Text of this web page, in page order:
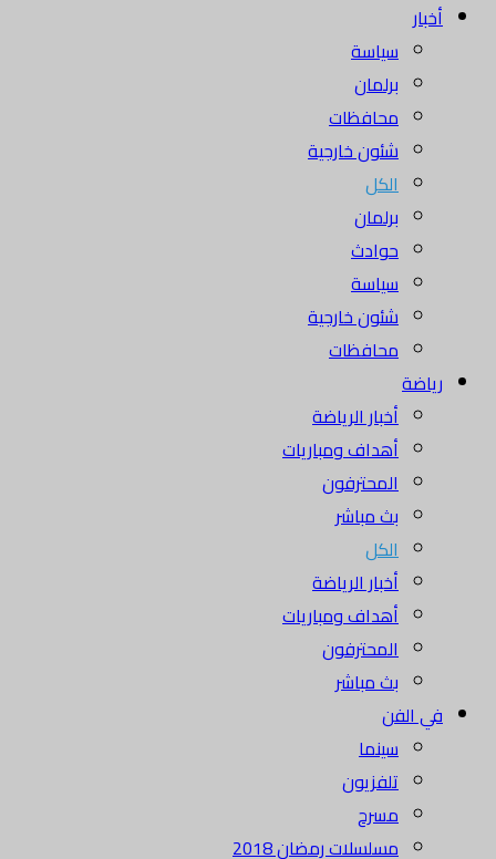
أخبار
سياسة
برلمان
محافظات
شئون خارجية
الكل
برلمان
حوادث
سياسة
شئون خارجية
محافظات
رياضة
أخبار الرياضة
أهداف ومباريات
المحترفون
بث مباشر
الكل
أخبار الرياضة
أهداف ومباريات
المحترفون
بث مباشر
في الفن
سينما
تلفزيون
مسرح
مسلسلات رمضان 2018